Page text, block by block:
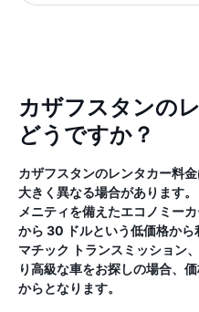
カザフスタンの
どうですか？
カザフスタンのレンタカー料
大きく異なる場合があります
メニティを備えたエコノミー
から 30 ドルという低価格か
マチック トランスミッション
り高級な車をお探しの場合、
からとなります。